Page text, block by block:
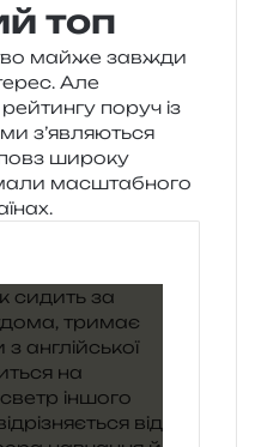
топ
майже зав­жди
Але
поруч із
з’являються
широ­ку
мас­шта­бно­го